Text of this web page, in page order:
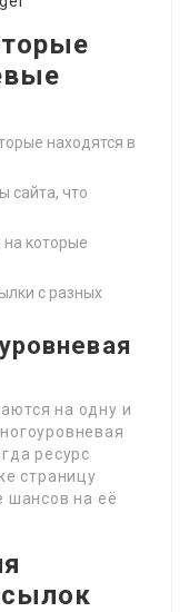
находятся в
сайта, что
которые
с разных
на одну и
ресурс
страницу
шансов на её